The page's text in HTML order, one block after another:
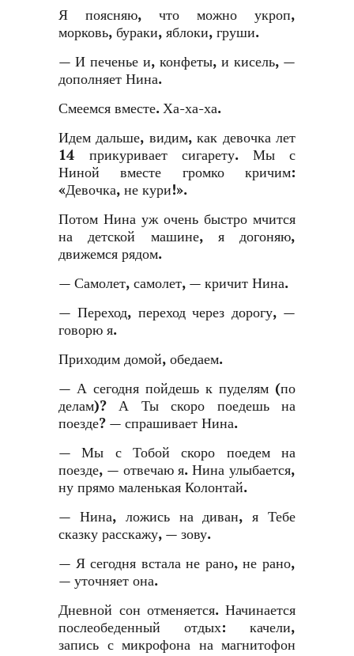
Я поясняю, что можно укроп,
морковь, бураки, яблоки, груши.
— И печенье и, конфеты, и кисель, —
дополняет Нина.
Смеемся вместе. Ха-ха-ха.
Идем дальше, видим, как девочка лет
14 прикуривает сигарету. Мы с
Ниной вместе громко кричим:
«Девочка, не кури!».
Потом Нина уж очень быстро мчится
на детской машине, я догоняю,
движемся рядом.
— Самолет, самолет, — кричит Нина.
— Переход, переход через дорогу, —
говорю я.
Приходим домой, обедаем.
— А сегодня пойдешь к пуделям (по
делам)? А Ты скоро поедешь на
поезде? — спрашивает Нина.
— Мы с Тобой скоро поедем на
поезде, — отвечаю я. Нина улыбается,
ну прямо маленькая Колонтай.
— Нина, ложись на диван, я Тебе
сказку расскажу, — зову.
— Я сегодня встала не рано, не рано,
— уточняет она.
Дневной сон отменяется. Начинается
послеобеденный отдых: качели,
запись с микрофона на магнитофон